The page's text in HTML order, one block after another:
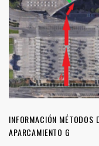
INFORMACIÓN MÉTODOS
APARCAMIENTO G